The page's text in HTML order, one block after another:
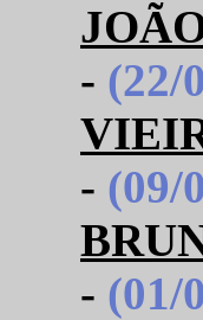
- (22/
- (09/
- (01/